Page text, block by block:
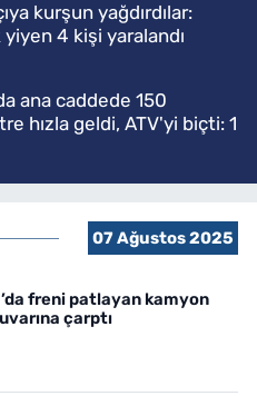
kurşun yağdırdılar:
4 kişi yaralandı
ana caddede 150
hızla geldi, ATV'yi biçti: 1
07 Ağustos 2025
freni patlayan kamyon
çarptı